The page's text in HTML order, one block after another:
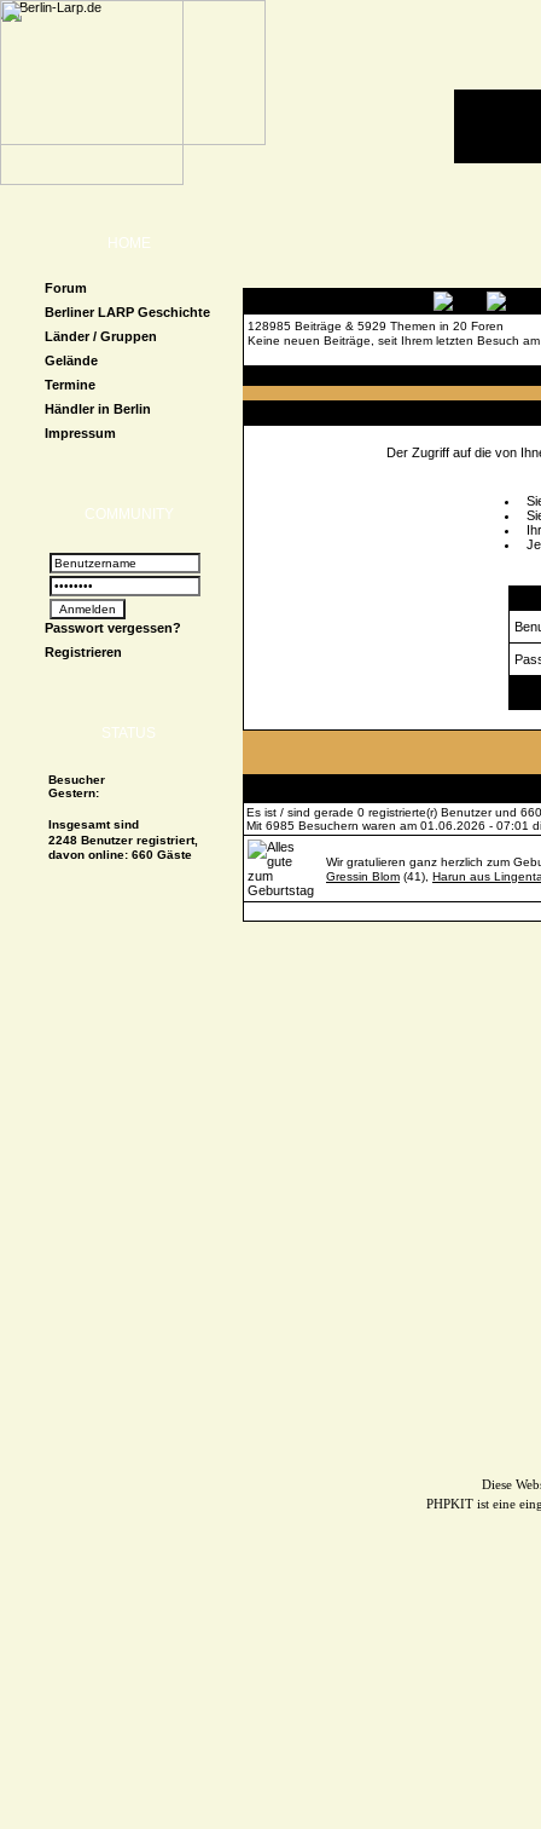
HOME
Forum
Berliner LARP Geschichte
Länder / Gruppen
Gelände
Termine
Händler in Berlin
Impressum
COMMUNITY
Passwort vergessen?
Registrieren
STATUS
Besucher
Gestern:
Insgesamt sind
2248 Benutzer registriert,
davon online: 660 Gäste
128985 Beiträge & 5929 Themen in 20 Foren
Keine neuen Beiträge, seit Ihrem letzten Besuch
Der Zugriff auf die von
Es ist / sind gerade 0 registrierte(r) Benutzer und
Mit 6985 Besuchern waren am 01.06.2026 - 07:01
Wir gratulieren ganz herzlich zum
Gressin Blom (41), Harun aus
Diese
PHPKIT ist eine